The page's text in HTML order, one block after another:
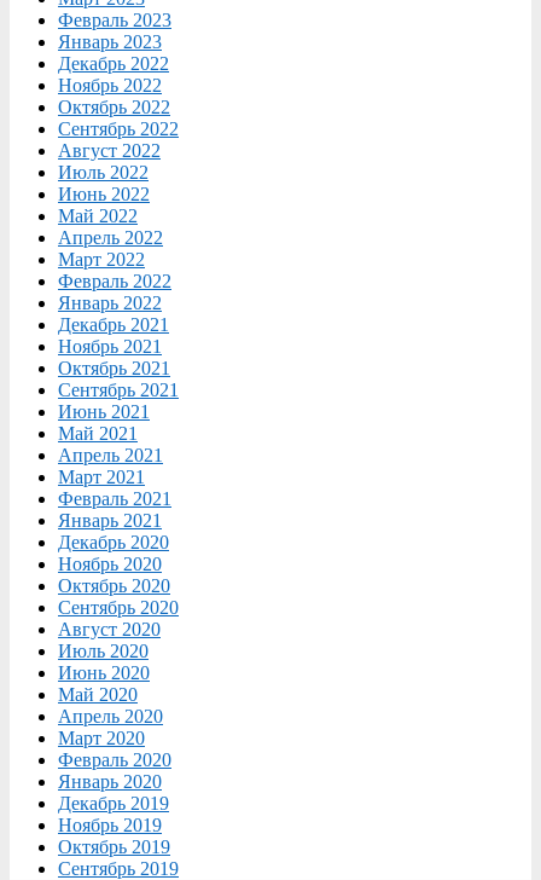
Февраль 2023
Январь 2023
Декабрь 2022
Ноябрь 2022
Октябрь 2022
Сентябрь 2022
Август 2022
Июль 2022
Июнь 2022
Май 2022
Апрель 2022
Март 2022
Февраль 2022
Январь 2022
Декабрь 2021
Ноябрь 2021
Октябрь 2021
Сентябрь 2021
Июнь 2021
Май 2021
Апрель 2021
Март 2021
Февраль 2021
Январь 2021
Декабрь 2020
Ноябрь 2020
Октябрь 2020
Сентябрь 2020
Август 2020
Июль 2020
Июнь 2020
Май 2020
Апрель 2020
Март 2020
Февраль 2020
Январь 2020
Декабрь 2019
Ноябрь 2019
Октябрь 2019
Сентябрь 2019